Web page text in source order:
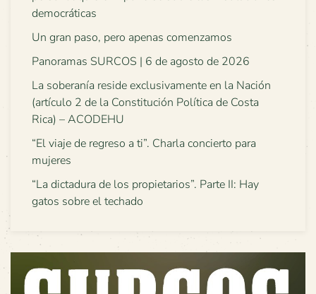
democráticas
Un gran paso, pero apenas comenzamos
Panoramas SURCOS | 6 de agosto de 2026
La soberanía reside exclusivamente en la Nación
(artículo 2 de la Constitución Política de Costa
Rica) – ACODEHU
“El viaje de regreso a ti”. Charla concierto para
mujeres
“La dictadura de los propietarios”. Parte II: Hay
gatos sobre el techado